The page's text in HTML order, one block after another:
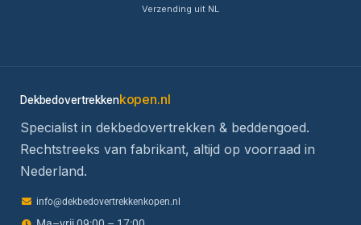
Verzending uit NL
Dekbedovertrekkenkopen.nl
Specialist in dekbedovertrekken & beddengoed.
Rechtstreeks van fabrikant, altijd op voorraad in
Nederland.
info@dekbedovertrekkenkopen.nl